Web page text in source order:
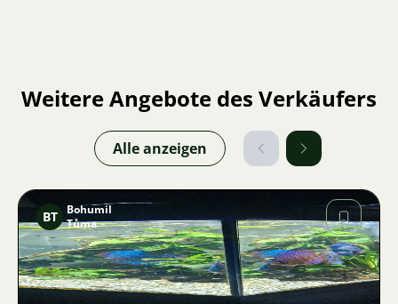
Weitere Angebote des Verkäufers
Alle anzeigen
Bild
BT
Bohumil
Tůma